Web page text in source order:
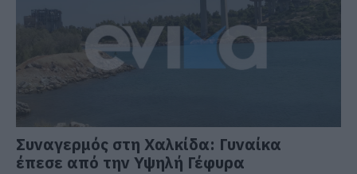
Συναγερμός στη Χαλκίδα: Γυναίκα
έπεσε από την Υψηλή Γέφυρα